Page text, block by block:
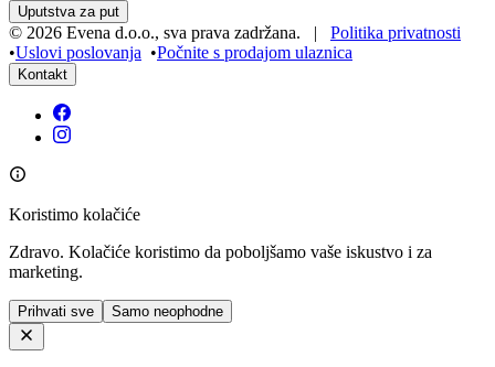
Uputstva za put
© 2026 Evena d.o.o., sva prava zadržana. | Politika privatnosti
•Uslovi poslovanja •Počnite s prodajom ulaznica
Kontakt
Koristimo kolačiće
Zdravo. Kolačiće koristimo da poboljšamo vaše iskustvo i za
marketing.
Prihvati sve Samo neophodne